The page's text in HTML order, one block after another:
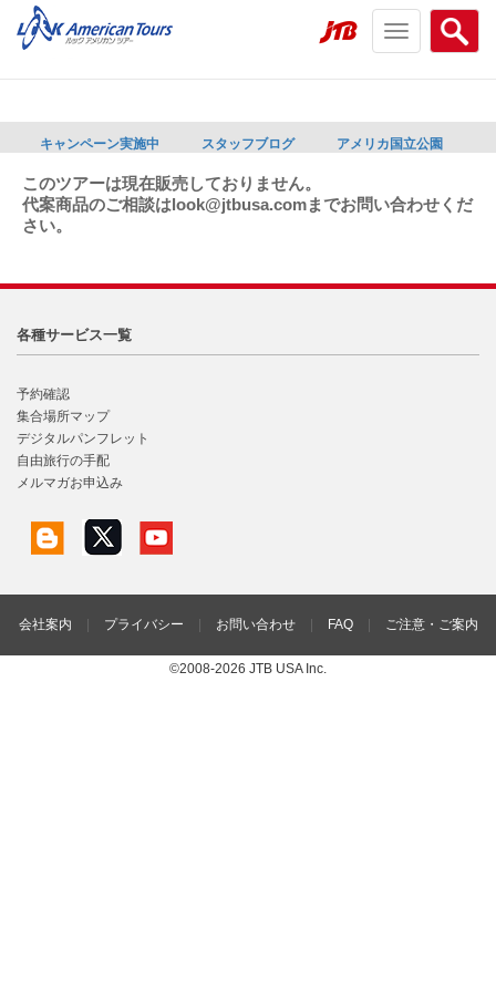
Search
menu
Toggle
navigation
キャンペーン実施中 スタッフブログ アメリカ国立公園
このツアーは現在販売しておりません。
代案商品のご相談はlook@jtbusa.comまでお問い合わせくだ
さい。
各種サービス一覧
予約確認
集合場所マップ
デジタルパンフレット
自由旅行の手配
メルマガお申込み
会社案内 プライバシー お問い合わせ FAQ ご注意・ご案内
©2008-2026 JTB USA Inc.